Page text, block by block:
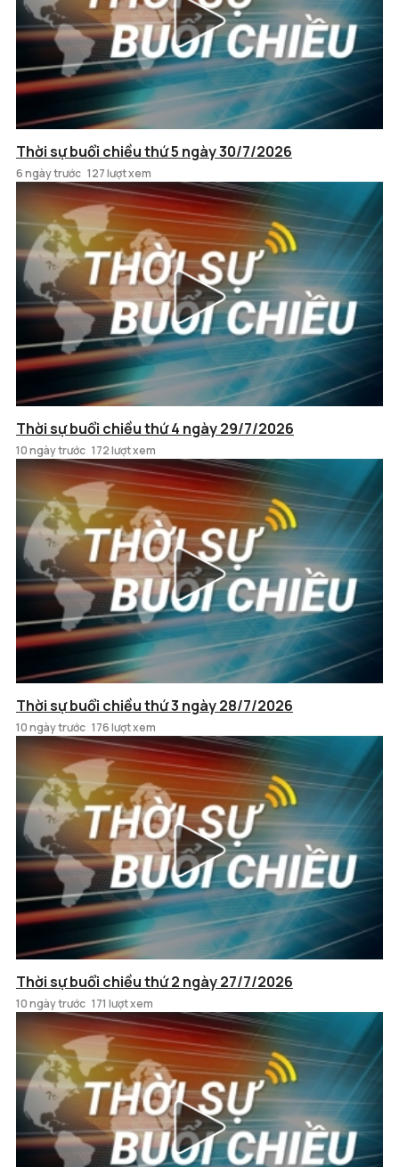
Thời sự buổi chiều thứ 5 ngày 30/7/2026
6 ngày trước 127 lượt xem
Thời sự buổi chiều thứ 4 ngày 29/7/2026
10 ngày trước 172 lượt xem
Thời sự buổi chiều thứ 3 ngày 28/7/2026
10 ngày trước 176 lượt xem
Thời sự buổi chiều thứ 2 ngày 27/7/2026
10 ngày trước 171 lượt xem